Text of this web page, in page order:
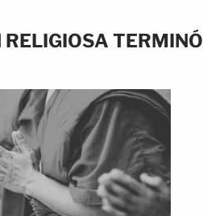
TERMINÓ